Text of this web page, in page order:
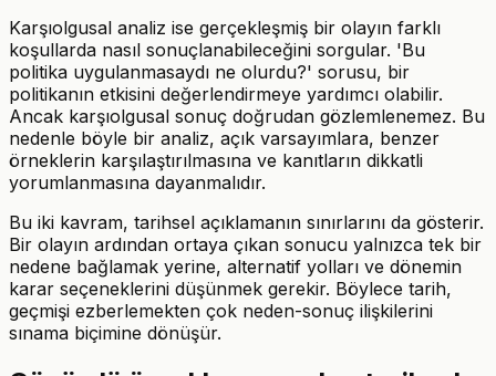
Karşıolgusal analiz ise gerçekleşmiş bir olayın farklı
koşullarda nasıl sonuçlanabileceğini sorgular. 'Bu
politika uygulanmasaydı ne olurdu?' sorusu, bir
politikanın etkisini değerlendirmeye yardımcı olabilir.
Ancak karşıolgusal sonuç doğrudan gözlemlenemez. Bu
nedenle böyle bir analiz, açık varsayımlara, benzer
örneklerin karşılaştırılmasına ve kanıtların dikkatli
yorumlanmasına dayanmalıdır.
Bu iki kavram, tarihsel açıklamanın sınırlarını da gösterir.
Bir olayın ardından ortaya çıkan sonucu yalnızca tek bir
nedene bağlamak yerine, alternatif yolları ve dönemin
karar seçeneklerini düşünmek gerekir. Böylece tarih,
geçmişi ezberlemekten çok neden-sonuç ilişkilerini
sınama biçimine dönüşür.